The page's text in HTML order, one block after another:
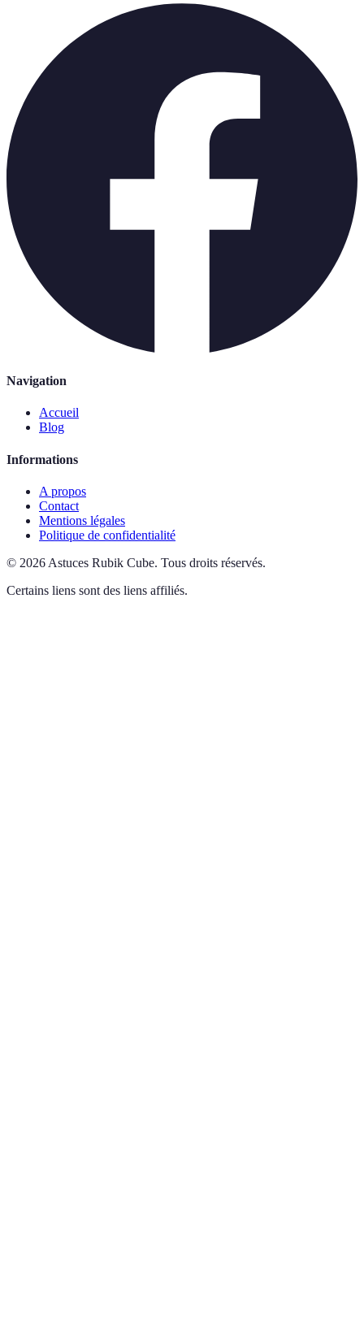
Navigation
Accueil
Blog
Informations
A propos
Contact
Mentions légales
Politique de confidentialité
© 2026 Astuces Rubik Cube. Tous droits réservés.
Certains liens sont des liens affiliés.